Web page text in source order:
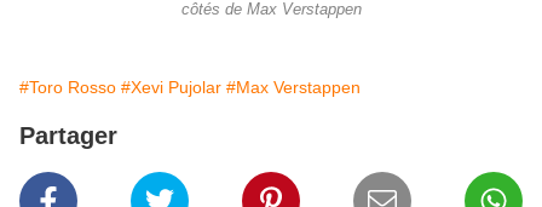
côtés de Max Verstappen
#Toro Rosso #Xevi Pujolar #Max Verstappen
Partager